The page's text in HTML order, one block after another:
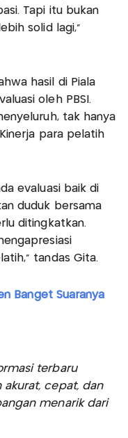
Tapi itu bukan
solid lagi,"
hasil di Piala
oleh PBSI.
tak hanya
para pelatih
evaluasi baik di
duduk bersama
ditingkatkan.
tandas Gita.
Banget Suaranya
terbaru
cepat, dan
menarik dari